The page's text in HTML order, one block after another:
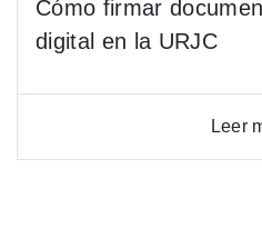
Cómo firmar
digital en la URJC
Leer